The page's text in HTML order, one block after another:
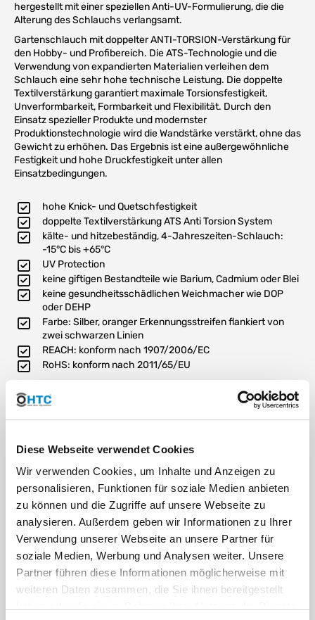
Diese Webseite verwendet Cookies
Wir verwenden Cookies, um Inhalte und Anzeigen zu
personalisieren, Funktionen für soziale Medien anbieten
zu können und die Zugriffe auf unsere Webseite zu
analysieren. Außerdem geben wir Informationen zu Ihrer
Verwendung unserer Webseite an unsere Partner für
soziale Medien, Werbung und Analysen weiter. Unsere
Partner führen diese Informationen möglicherweise mit
weiteren Daten zusammen, die Sie ihnen bereitgestellt
hergestellt mit einer speziellen Anti-UV-Formulierung, die die
Alterung des Schlauchs verlangsamt.
Gartenschlauch mit doppelter ANTI-TORSION-Verstärkung für
den Hobby- und Profibereich. Die ATS-Technologie und die
Verwendung von expandierten Materialien verleihen dem
Schlauch eine sehr hohe technische Leistung. Die doppelte
Textilverstärkung garantiert maximale Torsionsfestigkeit,
Unverformbarkeit, Formbarkeit und Flexibilität. Durch den
Einsatz spezieller Produkte und modernster
Produktionstechnologie wird die Wandstärke verstärkt, ohne das
Gewicht zu erhöhen. Das Ergebnis ist eine außergewöhnliche
Festigkeit und hohe Druckfestigkeit unter allen
Einsatzbedingungen.
hohe Knick- und Quetschfestigkeit
doppelte Textilverstärkung ATS Anti Torsion System
kälte- und hitzebeständig, 4-Jahreszeiten-Schlauch:
-15°C bis +65°C
UV Protection
keine giftigen Bestandteile wie Barium, Cadmium oder Blei
keine gesundheitsschädlichen Weichmacher wie DOP
oder DEHP
Farbe: Silber, oranger Erkennungsstreifen flankiert von
zwei schwarzen Linien
REACH: konform nach 1907/2006/EC
RoHS: konform nach 2011/65/EU
Die Topqualität für den professionellen Privateinsatz,
Landwirtschaft, Industrie sowie allen anspruchsvollen
Einzigartige Maschenstruktur-Technik: Das effektive System zur
Vorbeugung von Schlauchtorsion und Knickverhalten
Durch die einzigartige Maschenstruktur führt der ANTI TORSION
eine regelrechte Revolution auf dem gewebeverstärkten
Garten- und Industrieschlauchsektor herbei. Die Vorzüge dieser
neuartigen Verstärkungstechnik gehen wesentlich aus der
Synergie von Kreuz- und Trikotgewebe hervor, die es
ermöglicht, durch zwei Verstärkungslagen Torsionsfreiheit,